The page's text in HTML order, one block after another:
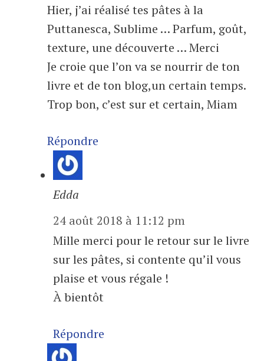
Hier, j’ai réalisé tes pâtes à la
Puttanesca, Sublime … Parfum, goût,
texture, une découverte … Merci
Je croie que l’on va se nourrir de ton
livre et de ton blog,un certain temps.
Trop bon, c’est sur et certain, Miam
Répondre
Edda
24 août 2018 à 11:12 pm
Mille merci pour le retour sur le livre
sur les pâtes, si contente qu’il vous
plaise et vous régale !
À bientôt
Répondre